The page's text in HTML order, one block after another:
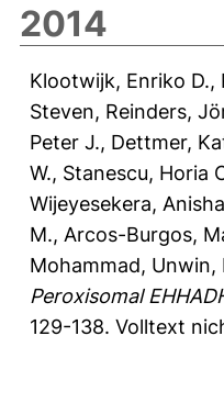
2014
Klootwijk, Enriko D.,
Steven, Reinders,
Peter J., Dettmer,
W., Stanescu, Horia
Wijeyesekera, Anisha
M., Arcos-Burgos,
Mohammad, Unwin,
Peroxisomal
129-138. Volltext